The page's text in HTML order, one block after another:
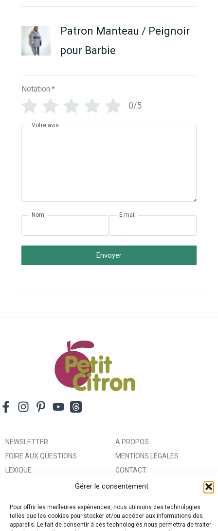
Gérer le consentement
Pour offrir les meilleures expériences, nous utilisons des technologies
telles que les cookies pour stocker et/ou accéder aux informations des
appareils. Le fait de consentir à ces technologies nous permettra de traiter
Patron Manteau / Peignoir
pour Barbie
Notation *
0/5
Votre avis
Nom E-mail
Envoyer
NEWSLETTER
FOIRE AUX QUESTIONS
LEXIQUE
A PROPOS
MENTIONS LÉGALES
CONTACT
ANNONCEURS
D’UTILISATION
POLITIQUE DE CONFIDENTIALITÉ